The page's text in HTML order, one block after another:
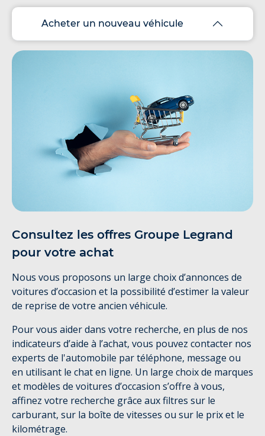
Acheter un nouveau véhicule
Consultez les offres Groupe Legrand
pour votre achat
Nous vous proposons un large choix d’annonces de
voitures d’occasion et la possibilité d’estimer la valeur
de reprise de votre ancien véhicule.
Pour vous aider dans votre recherche, en plus de nos
indicateurs d’aide à l’achat, vous pouvez contacter nos
experts de l'automobile par téléphone, message ou
en utilisant le chat en ligne. Un large choix de marques
et modèles de voitures d’occasion s’offre à vous,
affinez votre recherche grâce aux filtres sur le
carburant, sur la boîte de vitesses ou sur le prix et le
kilométrage.